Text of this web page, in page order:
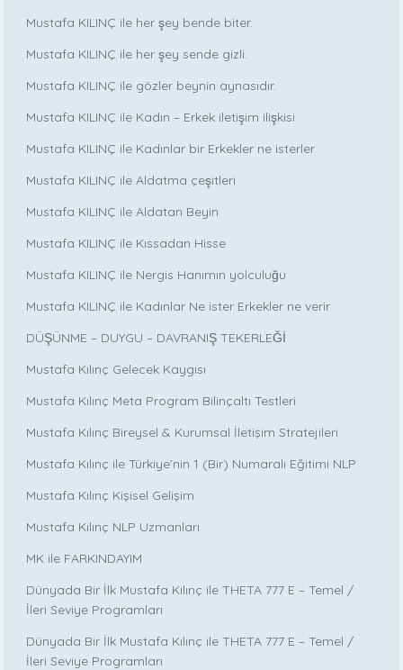
Mustafa KILINÇ ile her şey bende biter.
Mustafa KILINÇ ile her şey sende gizli.
Mustafa KILINÇ ile gözler beynin aynasıdır.
Mustafa KILINÇ ile Kadın – Erkek iletişim ilişkisi
Mustafa KILINÇ ile Kadınlar bir Erkekler ne isterler
Mustafa KILINÇ ile Aldatma çeşitleri
Mustafa KILINÇ ile Aldatan Beyin
Mustafa KILINÇ ile Kıssadan Hisse
Mustafa KILINÇ ile Nergis Hanımın yolculuğu
Mustafa KILINÇ ile Kadınlar Ne ister Erkekler ne verir
DÜŞÜNME – DUYGU – DAVRANIŞ TEKERLEĞİ
Mustafa Kılınç Gelecek Kaygısı
Mustafa Kılınç Meta Program Bilinçaltı Testleri
Mustafa Kılınç Bireysel & Kurumsal İletişim Stratejileri
Mustafa Kılınç ile Türkiye’nin 1 (Bir) Numaralı Eğitimi NLP
Mustafa Kılınç Kişisel Gelişim
Mustafa Kılınç NLP Uzmanları
MK ile FARKINDAYIM
Dünyada Bir İlk Mustafa Kılınç ile THETA 777 E – Temel /
İleri Seviye Programları
Dünyada Bir İlk Mustafa Kılınç ile THETA 777 E – Temel /
İleri Seviye Programları